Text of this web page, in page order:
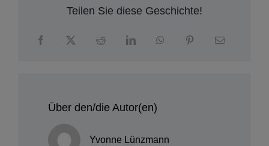
Teilen Sie diese Geschichte!
Über den/die Autor(en)
Yvonne Lünzmann